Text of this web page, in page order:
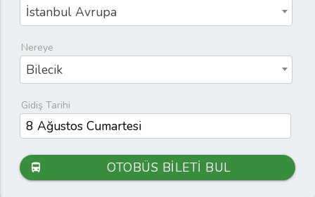
İstanbul Avrupa
Nereye
Bilecik
Gidiş Tarihi
directions_bus OTOBÜS BİLETİ BUL